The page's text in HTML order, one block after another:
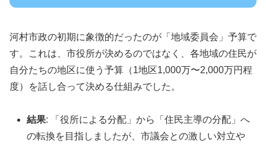
河村市政の初期に象徴的だったのが「地域委員会」予算で
す。これは、市役所が決めるのではなく、各地域の住民が
自分たちの地区に使う予算（1地区1,000万〜2,000万円程
度）を話し合って決める仕組みでした。
結果: 「役所による分配」から「住民主導の分配」へ
の転換を目指しましたが、市議会との激しい対立や